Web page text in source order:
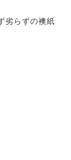
劣らずの襖紙